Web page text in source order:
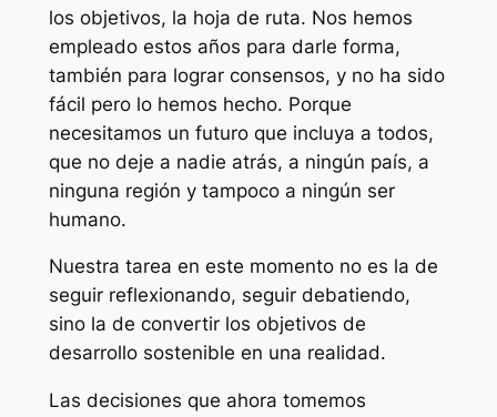
los objetivos, la hoja de ruta. Nos hemos
empleado estos años para darle forma,
también para lograr consensos, y no ha sido
fácil pero lo hemos hecho. Porque
necesitamos un futuro que incluya a todos,
que no deje a nadie atrás, a ningún país, a
ninguna región y tampoco a ningún ser
humano.
Nuestra tarea en este momento no es la de
seguir reflexionando, seguir debatiendo,
sino la de convertir los objetivos de
desarrollo sostenible en una realidad.
Las decisiones que ahora tomemos